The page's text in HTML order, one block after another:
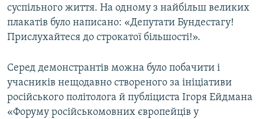
суспільного життя. На одному з найбільш великих
плакатів було написано: «Депутати Бундестагу!
Прислухайтеся до строкатої більшості!».
Серед демонстрантів можна було побачити і
учасників нещодавно створеного за ініціативи
російського політолога й публіциста Ігоря Ейдмана
«Форуму російськомовних європейців у